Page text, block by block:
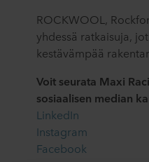
ROCKWOOL,
yhdessä ratkaisuja,
kestävämpää
Voit seurata Maxi
sosiaalisen median
LinkedIn
Instagram
Facebook